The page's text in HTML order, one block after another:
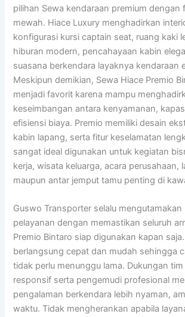
pilihan Sewa kendaraan premium dengan
mewah. Hiace Luxury menghadirkan
konfigurasi kursi captain seat, ruang kaki
hiburan modern, pencahayaan kabin
suasana berkendara layaknya kendaraan
Meskipun demikian, Sewa Hiace Premio
menjadi favorit karena mampu
keseimbangan antara kenyamanan,
efisiensi biaya. Premio memiliki desain
kabin lapang, serta fitur keselamatan
sangat ideal digunakan untuk kegiatan
kerja, wisata keluarga, acara perusahaan,
maupun antar jemput tamu penting di
Guswo Transporter selalu mengutamakan
pelayanan dengan memastikan seluruh
Premio Bintaro siap digunakan kapan
berlangsung cepat dan mudah sehingga
tidak perlu menunggu lama. Dukungan
responsif serta pengemudi profesional
pengalaman berkendara lebih nyaman,
waktu. Tidak mengherankan apabila